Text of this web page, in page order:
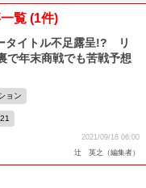
覧 (1件)
タイトル不足露呈!? リ
で年末商戦でも苦戦予想
ョン
2021/09/18 06:00
辻 英之（編集者）